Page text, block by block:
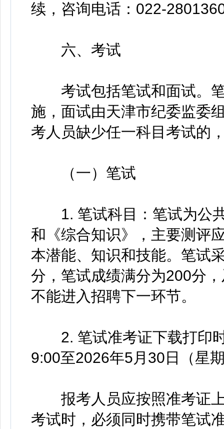
续，咨询电话：022-
六、考试
考试包括笔试和面试。笔
施，面试由天津市纪委监委
考人员缺少任一科目考试的
（一）笔试
1. 笔试科目：笔试为公共
和《综合知识》，主要测评
本潜能、知识和技能。笔试
分，笔试成绩满分为200分
不能进入招聘下一环节。
2. 笔试准考证下载打印时
9:00至2026年5月30日（星
报考人员应按照准考证上
考试时，必须同时携带笔试